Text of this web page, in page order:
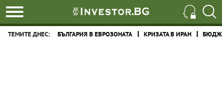
ТЕМИТЕ ДНЕС: БЪЛГАРИЯ В ЕВРОЗОНАТА КРИЗАТА В ИРАН